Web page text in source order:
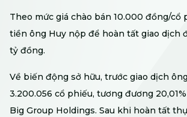
Theo mức giá chào bán 10.000 đồng/cổ
tiền ông Huy nộp để hoàn tất giao dịch
tỷ đồng.
Về biến động sở hữu, trước giao dịch
3.200.056 cổ phiếu, tương đương
Big Group Holdings. Sau khi hoàn tất